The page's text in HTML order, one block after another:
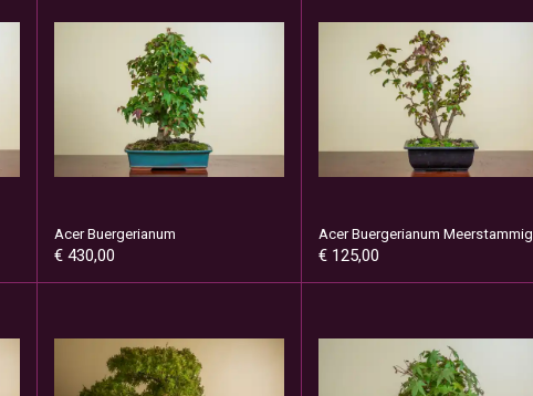
Acer Buergerianum
€ 430,00
Acer Buergerianum Meerstammig
€ 125,00